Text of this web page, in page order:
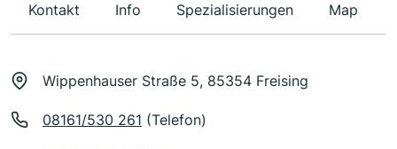
Kontakt Info Spezialisierungen Map
Wippenhauser Straße 5, 85354 Freising
08161/530 261 (Telefon)